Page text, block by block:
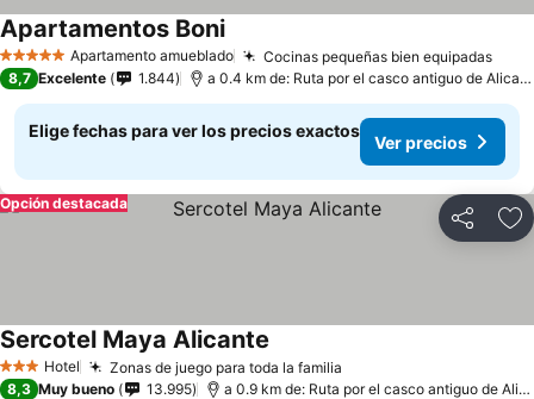
5 Estrellas Apartamento amueblado Cocinas pequeñas bien equipadasVer
Apartamentos BoniVer precios
8,7 Excelente 1.844 a 0.4 km de: Ruta por el casco antiguo de
Elige fechas para ver los precios exactos
Ver precios
Compartir
Opción destacada
3 Estrellas
Hotel Zonas de juego para toda la familia
Sercotel Maya Alicante
8,3 Muy bueno 13.995 a 0.9 km de: Ruta por el casco antiguo de